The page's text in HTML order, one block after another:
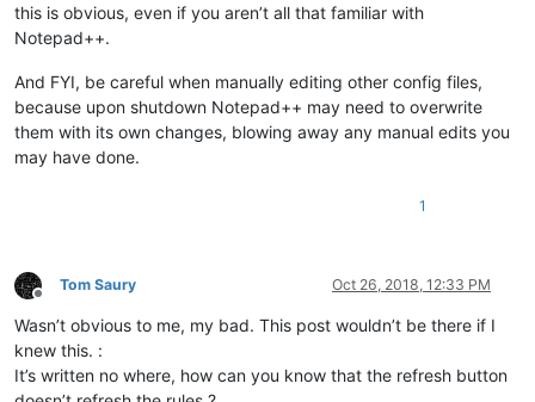
this is obvious, even if you aren’t all that familiar with
Notepad++.
And FYI, be careful when manually editing other config files,
because upon shutdown Notepad++ may need to overwrite
them with its own changes, blowing away any manual edits you
may have done.
1
Offline
Tom Saury Oct 26, 2018, 12:33 PM
Wasn’t obvious to me, my bad. This post wouldn’t be there if I
knew this. :
It’s written no where, how can you know that the refresh button